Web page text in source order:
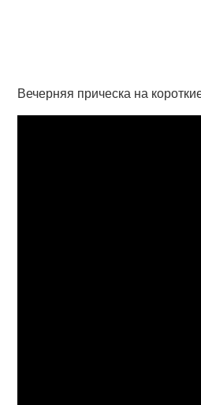
Вечерняя прическа на